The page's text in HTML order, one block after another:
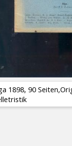
1898, 90